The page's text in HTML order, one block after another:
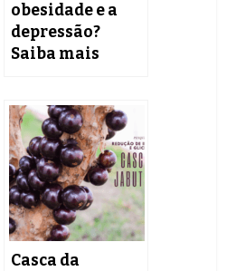
obesidade e a
depressão?
Saiba mais
Casca da